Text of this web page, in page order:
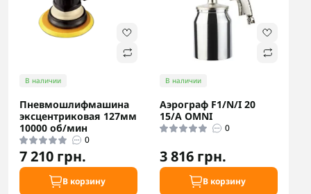
В наличии
Пневмошлифмашина
эксцентриковая 127мм
10000 об/мин
0
7 210 грн.
В корзину
В наличии
Аэрограф F1/N/I 20
15/A OMNI
0
3 816 грн.
В корзину